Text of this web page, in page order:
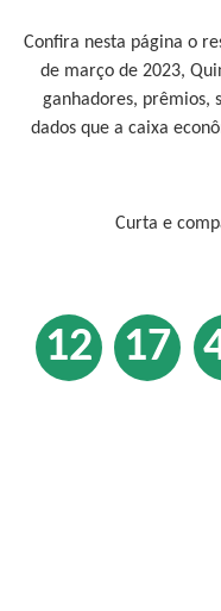
Confira nesta página o
de março de 2023,
ganhadores, prêmios,
dados que a caixa
Curta e
12 17